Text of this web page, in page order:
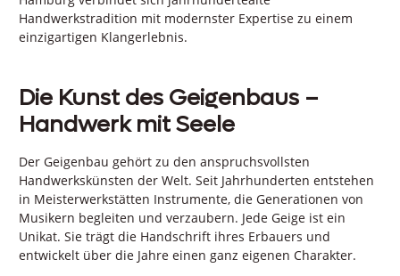
Handwerkstradition mit modernster Expertise zu einem
einzigartigen Klangerlebnis.
Die Kunst des Geigenbaus –
Handwerk mit Seele
Der Geigenbau gehört zu den anspruchsvollsten
Handwerkskünsten der Welt. Seit Jahrhunderten entstehen
in Meisterwerkstätten Instrumente, die Generationen von
Musikern begleiten und verzaubern. Jede Geige ist ein
Unikat. Sie trägt die Handschrift ihres Erbauers und
entwickelt über die Jahre einen ganz eigenen Charakter.